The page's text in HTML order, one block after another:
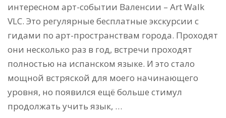
интересном арт-событии Валенсии – Art Walk
VLC. Это регулярные бесплатные экскурсии с
гидами по арт-пространствам города. Проходят
они несколько раз в год, встречи проходят
полностью на испанском языке. И это стало
мощной встряской для моего начинающего
уровня, но появился ещё больше стимул
продолжать учить язык, …